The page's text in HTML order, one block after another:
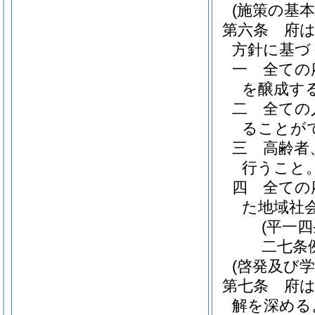
(施策の基
第六条
府
方針に基
一
全ての
を醸成す
二
全ての
ることが
三
高齢者
行うこと
四
全ての
た地域社
(平一
二七条
(啓発及び
第七条
府
解を深め